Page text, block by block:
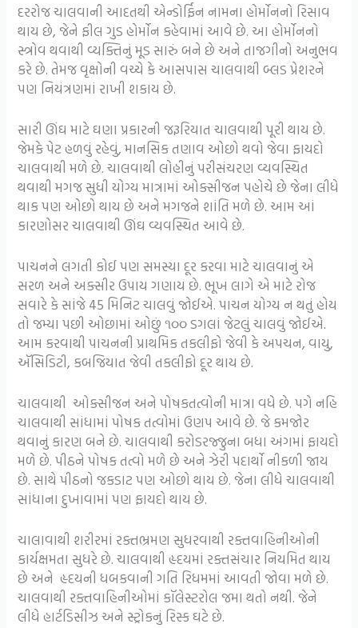
દરરોજ ચાલવાની આદતથી એન્ડોર્ફિન નામના હોર્મોનનો રિસાવ
થાય છે, જેને ફીલ ગુડ હોર્મોન કહેવામાં આવે છે. આ હોર્મોનનો
સ્ત્રોવ થવાથી વ્યક્તિનું મૂડ સારું બને છે અને તાજગીનો અનુભવ
કરે છે. તેમજ વૃક્ષોની વચ્ચે કે આસપાસ ચાલવાથી બ્લડ પ્રેશરને
પણ નિયંત્રણમાં રાખી શકાય છે.
સારી ઊંઘ માટે ઘણા પ્રકારની જરૂરિયાત ચાલવાથી પૂરી થાય છે.
જેમકે પેટ હળવું રહેવું, માનસિક તણાવ ઓછો થવો જેવા ફાયદો
ચાલવાથી મળે છે. ચાલવાથી લોહીનું પરીસંચરણ વ્યવસ્થિત
થવાથી મગજ સુધી યોગ્ય માત્રામાં ઓક્સીજન પહોચે છે જેના લીધે
થાક પણ ઓછો થાય છે અને મગજને શાંતિ મળે છે. આમ આં
કારણોસર ચાલવાથી ઊંઘ વ્યવસ્થિત આવે છે.
પાચનને લગતી કોઈ પણ સમસ્યા દૂર કરવા માટે ચાલવાનું એ
સરળ અને અક્સીર ઉપાય ગણાય છે. ભૂખ લાગે એ માટે રોજ
સવારે કે સાંજે 45 મિનિટ ચાલવું જોઈએ. પાચન યોગ્ય ન થતું હોય
તો જમ્યા પછી ઓછામાં ઓછું ૧૦૦ ડગલાં જેટલું ચાલવું જોઈએ.
આમ કરવાથી પાચનની પ્રાથમિક તકલીફો જેવી કે અપચન, વાયુ,
ઍસિડિટી, કબજિયાત જેવી તકલીફો દૂર થાય છે.
ચાલવાથી ઓક્સીજન અને પોષકતત્વોની માત્રા વધે છે. પગે નહિ
ચાલવાથી સાંધામાં પોષક તત્વોમાં ઉણપ આવે છે. જે કમજોર
થવાનું કારણ બને છે. ચાલવાથી કરોડરજ્જુના બધા અંગમાં ફાયદો
મળે છે. પીઠને પોષક તત્વો મળે છે અને ઝેરી પદાર્થો નીકળી જાય
છે. સાથે પીઠનો જકડાટ પણ ઓછો થાય છે. જેના લીધે ચાલવાથી
સાંધાના દુખાવામાં પણ ફાયદો થાય છે.
ચાલાવાથી શરીરમાં રક્તભ્રમણ સુધરવાથી રક્તવાહિનીઓની
કાર્યક્ષમતા સુધરે છે. ચાલવાથી હૃદયમાં રક્તસંચાર નિયમિત થાય
છે અને હૃદયની ધબકવાની ગતિ રિધમમાં આવતી જોવા મળે છે.
ચાલવાથી રક્તવાહિનીઓમાં કૉલેસ્ટરોલ જમા થતો નથી. જેને
લીધે હાર્ટડિસીઝ અને સ્ટ્રોકનું રિસ્ક ઘટે છે.